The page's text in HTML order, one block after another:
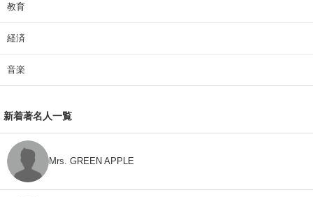
教育
経済
音楽
新着著名人一覧
Mrs. GREEN APPLE